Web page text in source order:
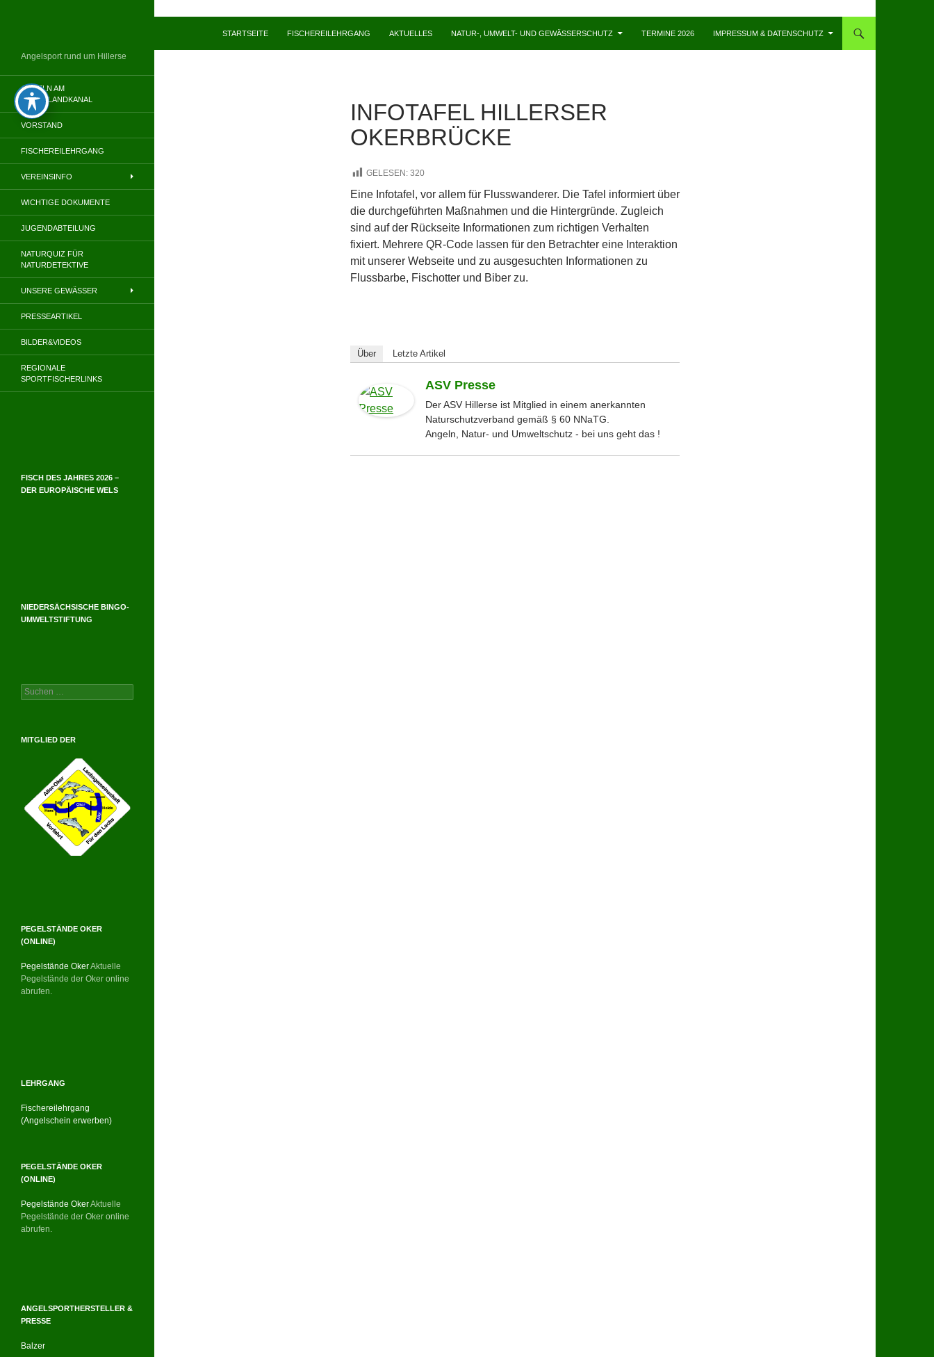
STARTSEITE FISCHEREILEHRGANG AKTUELLES NATUR-, UMWELT- UND GEWÄSSERSCHUTZ TERMINE 2026 IMPRESSUM & DATENSCHUTZ
INFOTAFEL HILLERSER
OKERBRÜCKE
GELESEN: 320
Eine Infotafel, vor allem für Flusswanderer. Die Tafel informiert über
die durchgeführten Maßnahmen und die Hintergründe. Zugleich
sind auf der Rückseite Informationen zum richtigen Verhalten
fixiert. Mehrere QR-Code lassen für den Betrachter eine Interaktion
mit unserer Webseite und zu ausgesuchten Informationen zu
Flussbarbe, Fischotter und Biber zu.
Über Letzte Artikel
ASV Presse
Der ASV Hillerse ist Mitglied in einem anerkannten
Naturschutzverband gemäß § 60 NNaTG.
Angeln, Natur- und Umweltschutz - bei uns geht das !
Angelsport rund um Hillerse
ANGELN AM
MITTELLANDKANAL
VORSTAND
FISCHEREILEHRGANG
VEREINSINFO
WICHTIGE DOKUMENTE
JUGENDABTEILUNG
NATURQUIZ FÜR
NATURDETEKTIVE
UNSERE GEWÄSSER
PRESSEARTIKEL
BILDER&VIDEOS
REGIONALE
SPORTFISCHERLINKS
FISCH DES JAHRES 2026 –
DER EUROPÄISCHE WELS
NIEDERSÄCHSISCHE BINGO-
UMWELTSTIFTUNG
Suchen
nach:
MITGLIED DER
PEGELSTÄNDE OKER
(ONLINE)
Pegelstände OkerAktuelle
Pegelstände der Oker online
abrufen.
LEHRGANG
Fischereilehrgang
(Angelschein erwerben)
PEGELSTÄNDE OKER
(ONLINE)
Pegelstände OkerAktuelle
Pegelstände der Oker online
abrufen.
ANGELSPORTHERSTELLER &
PRESSE
Balzer